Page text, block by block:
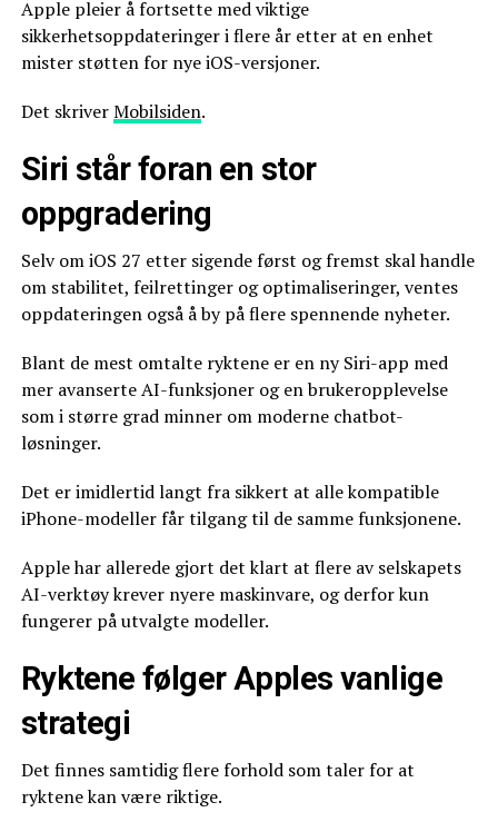
Apple pleier å fortsette med viktige
sikkerhetsoppdateringer i flere år etter at en enhet
mister støtten for nye iOS-versjoner.
Det skriverMobilsiden.
Siri står foran en stor
oppgradering
Selv om iOS 27 etter sigende først og fremst skal handle
om stabilitet, feilrettinger og optimaliseringer, ventes
oppdateringen også å by på flere spennende nyheter.
Blant de mest omtalte ryktene er en ny Siri-app med
mer avanserte AI-funksjoner og en brukeropplevelse
som i større grad minner om moderne chatbot-
løsninger.
Det er imidlertid langt fra sikkert at alle kompatible
iPhone-modeller får tilgang til de samme funksjonene.
Apple har allerede gjort det klart at flere av selskapets
AI-verktøy krever nyere maskinvare, og derfor kun
fungerer på utvalgte modeller.
Ryktene følger Apples vanlige
strategi
Det finnes samtidig flere forhold som taler for at
ryktene kan være riktige.